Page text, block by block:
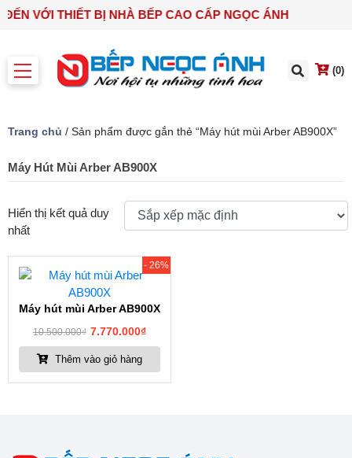
ĐẾN VỚI THIẾT BỊ NHÀ BẾP CAO CẤP NGỌC ÁNH
(0)
Trang chủ / Sản phẩm được gắn thẻ “Máy hút mùi Arber AB900X”
Máy Hút Mùi Arber AB900X
Hiển thị kết quả duy
nhất
- 26%
Máy hút mùi Arber AB900X
10.500.000₫ 7.770.000₫
Thêm vào giỏ hàng